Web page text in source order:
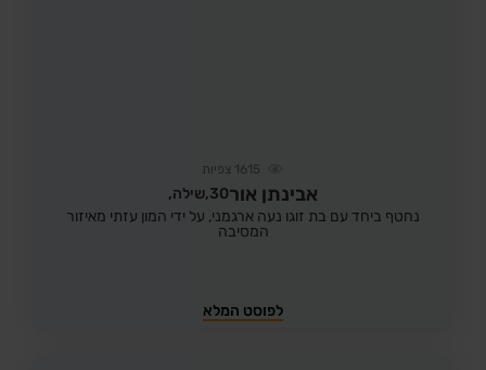
1615 צפיות
אבינתן אור30, שילה,
נחטף ביחד עם בת זוגו נעה ארגמני, על ידי המון עזתי מאיזור
המסיבה
לפוסט המלא